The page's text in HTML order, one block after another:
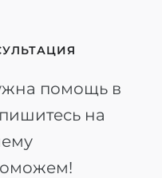
помощь в
на